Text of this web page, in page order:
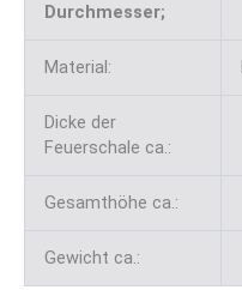
Durchmesser;
Material:
Dicke der
Feuerschale ca.:
Gesamthöhe ca.:
Gewicht ca.: